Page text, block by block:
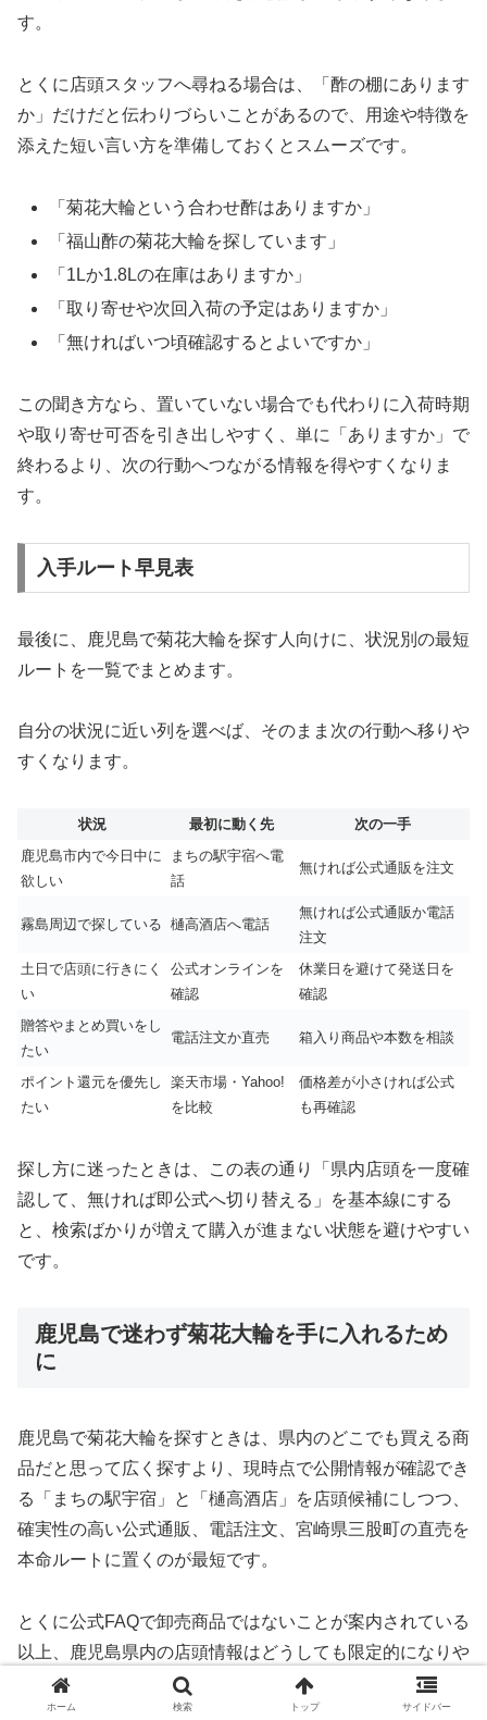
す。
とくに店頭スタッフへ尋ねる場合は、「酢の棚にあります
か」だけだと伝わりづらいことがあるので、用途や特徴を
添えた短い言い方を準備しておくとスムーズです。
「菊花大輪という合わせ酢はありますか」
「福山酢の菊花大輪を探しています」
「1Lか1.8Lの在庫はありますか」
「取り寄せや次回入荷の予定はありますか」
「無ければいつ頃確認するとよいですか」
この聞き方なら、置いていない場合でも代わりに入荷時期
や取り寄せ可否を引き出しやすく、単に「ありますか」で
終わるより、次の行動へつながる情報を得やすくなりま
す。
入手ルート早見表
最後に、鹿児島で菊花大輪を探す人向けに、状況別の最短
ルートを一覧でまとめます。
自分の状況に近い列を選べば、そのまま次の行動へ移りや
すくなります。
状況 最初に動く先
次の一手
鹿児島市内で今日中に
欲しい
まちの駅宇宿へ電
話
無ければ公式通販を注文
霧島周辺で探している 樋高酒店へ電話
無ければ公式通販か電話
注文
土日で店頭に行きにく
い
公式オンラインを
確認
休業日を避けて発送日を
確認
贈答やまとめ買いをし
たい
電話注文か直売 箱入り商品や本数を相談
ポイント還元を優先し
たい
楽天市場・Yahoo!
を比較
価格差が小さければ公式
も再確認
探し方に迷ったときは、この表の通り「県内店頭を一度確
認して、無ければ即公式へ切り替える」を基本線にする
と、検索ばかりが増えて購入が進まない状態を避けやすい
です。
鹿児島で迷わず菊花大輪を手に入れるため
に
鹿児島で菊花大輪を探すときは、県内のどこでも買える商
品だと思って広く探すより、現時点で公開情報が確認でき
る「まちの駅宇宿」と「樋高酒店」を店頭候補にしつつ、
確実性の高い公式通販、電話注文、宮崎県三股町の直売を
本命ルートに置くのが最短です。
とくに公式FAQで卸売商品ではないことが案内されている
以上、鹿児島県内の店頭情報はどうしても限定的になりや
すく、実店舗を探す場合でも在庫確認を前提にした動きへ
切り替えたほうが、無駄足もストレスも減らせます。
ホーム 検索 トップ サイドバー